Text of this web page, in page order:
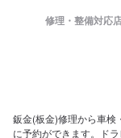
修理・整備対応
鈑金(板金)修理から車検
に予約ができます。ド